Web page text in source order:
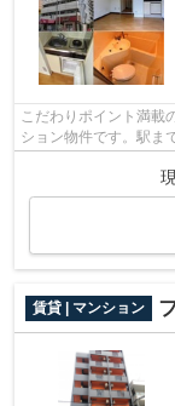
こだわりポイント満載
ション物件です。駅ま
す。こちらの物件から
賃貸 | マンション